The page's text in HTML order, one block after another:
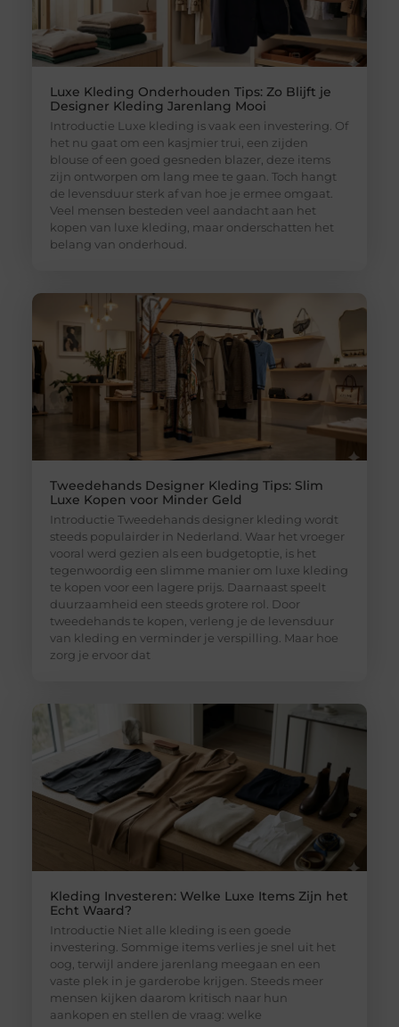
Luxe Kleding Onderhouden Tips: Zo Blijft je
Designer Kleding Jarenlang Mooi
Introductie Luxe kleding is vaak een investering. Of
het nu gaat om een kasjmier trui, een zijden
blouse of een goed gesneden blazer, deze items
zijn ontworpen om lang mee te gaan. Toch hangt
de levensduur sterk af van hoe je ermee omgaat.
Veel mensen besteden veel aandacht aan het
kopen van luxe kleding, maar onderschatten het
belang van onderhoud.
Tweedehands Designer Kleding Tips: Slim
Luxe Kopen voor Minder Geld
Introductie Tweedehands designer kleding wordt
steeds populairder in Nederland. Waar het vroeger
vooral werd gezien als een budgetoptie, is het
tegenwoordig een slimme manier om luxe kleding
te kopen voor een lagere prijs. Daarnaast speelt
duurzaamheid een steeds grotere rol. Door
tweedehands te kopen, verleng je de levensduur
van kleding en verminder je verspilling. Maar hoe
zorg je ervoor dat
Kleding Investeren: Welke Luxe Items Zijn het
Echt Waard?
Introductie Niet alle kleding is een goede
investering. Sommige items verlies je snel uit het
oog, terwijl andere jarenlang meegaan en een
vaste plek in je garderobe krijgen. Steeds meer
mensen kijken daarom kritisch naar hun
aankopen en stellen de vraag: welke